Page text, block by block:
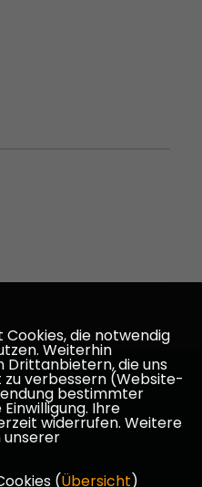
Darmstadt-
die notwendig
Weiterhin
Drittanbietern, die uns
verbessern (Website-
bestimmter
Ihre
widerrufen. Weitere
unserer
(Übersicht)